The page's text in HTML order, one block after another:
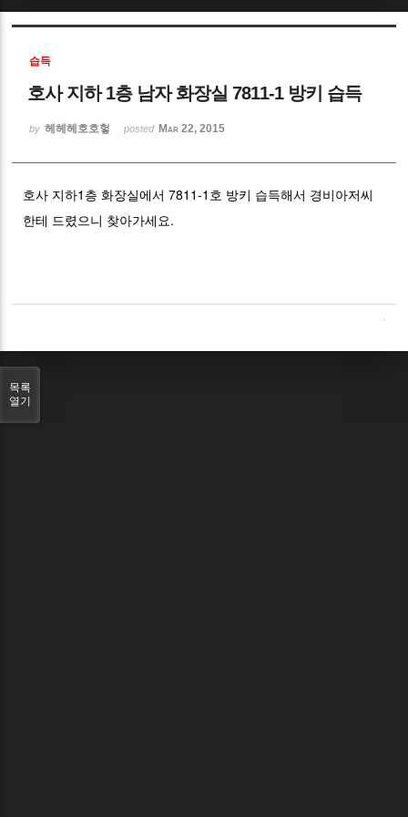
습득
호사 지하 1층 남자 화장실 7811-1 방키 습득
by 헤헤헤호호헣 posted Mar 22, 2015
호사 지하1층 화장실에서 7811-1호 방키 습득해서 경비아저씨
한테 드렸으니 찾아가세요.
목록
열기
Sketchbook5, 스케치북5
Sketchbook5, 스케치북5